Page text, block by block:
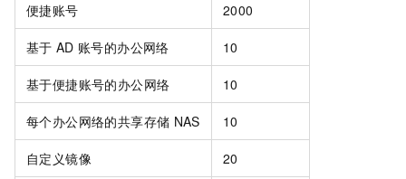
便捷账号 2000
基于 AD 账号的办公网络 10
基于便捷账号的办公网络 10
每个办公网络的共享存储 NAS 10
自定义镜像 20